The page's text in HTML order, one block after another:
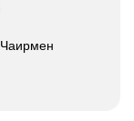
Чаирмен